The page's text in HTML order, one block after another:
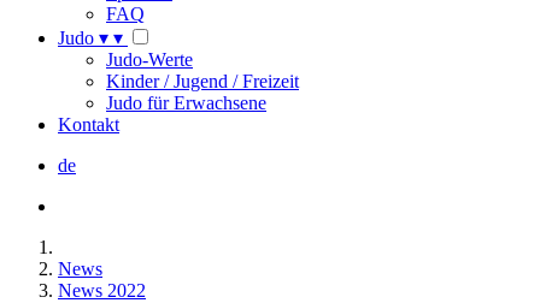
FAQ
Judo ▾ ▾
Judo-Werte
Kinder / Jugend / Freizeit
Judo für Erwachsene
Kontakt
de
News
News 2022